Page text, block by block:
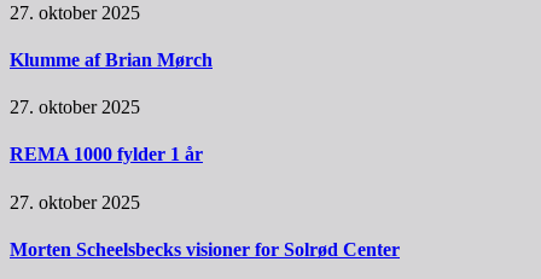
27. oktober 2025
Klumme af Brian Mørch
27. oktober 2025
REMA 1000 fylder 1 år
27. oktober 2025
Morten Scheelsbecks visioner for Solrød Center